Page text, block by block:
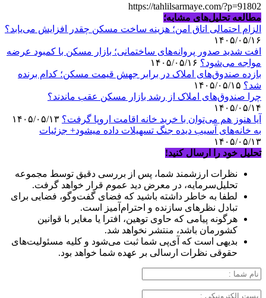
https://tahlilsarmaye.com/?p=91802
مطالعه تحلیل‌های مشابه؛
الزام احتمالی اتاق امن؛ هزینه ساخت مسکن چقدر افزایش می‌یابد؟
۱۴۰۵/۰۵/۱۶
افت شدید صدور پروانه‌های ساختمانی؛ بازار مسکن با کمبود عرضه
مواجه می‌شود؟
بازده صندوق‌های املاک در برابر جهش قیمت مسکن؛ کدام برنده
شد؟
چرا صندوق‌های املاک از رشد بازار مسکن عقب ماندند؟
۱۴۰۵/۰۵/۱۴
آیا هنوز هم می‌توان با خرید خانه اقامت اروپا گرفت؟
به خانه‌های آسیب دیده جنگ تسهیلات داده میشود+ جزئیات
۱۴۰۵/۰۵/۱۳
تحلیل خود را ارسال کنید!
نظرات ارزشمند شما، پس از بررسی دقیق توسط مجموعه
تحلیل‌سرمایه، در معرض دید عموم قرار خواهد گرفت.
لطفا به خاطر داشته باشید که فضای گفت‌وگو، فضایی برای
تبادل نظرهای سازنده و احترام‌آمیز است.
هرگونه پیامی که حاوی توهین، افترا یا مغایر با قوانین
کشورمان باشد، منتشر نخواهد شد.
بدیهی است که آی‌پی شما ثبت می‌شود و کلیه مسئولیت‌های
حقوقی نظرات ارسالی بر عهده شما خواهد بود.